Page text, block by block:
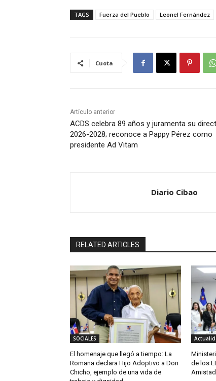
TAGS Fuerza del Pueblo Leonel Fernández
Cuota
Artículo anterior
ACDS celebra 89 años y juramenta su
2026-2028; reconoce a Pappy Pérez como
presidente Ad Vitam
Diario Cibao
RELATED ARTICLES
SOCIALES
El homenaje que llegó a tiempo: La
Romana declara Hijo Adoptivo a Don
Chicho, ejemplo de una vida de
de los